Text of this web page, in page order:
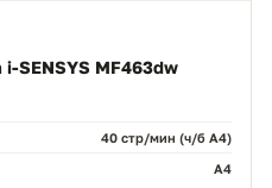
SENSYS MF463dw
40 стр/мин (ч/б А4)
A4